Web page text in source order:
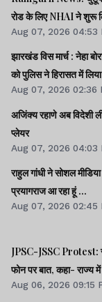
रोड के लिए NHAI ने शुरू
Aug 07, 2026 04:53
झारखंड विस मार्च : नेहा बोरा व अन्य छात्र नेताओं पर स्याही फेंकने वाले
को पुलिस ने हिरासत में लिया
Aug 07, 2026 02:36
अजिंक्य रहाणे अब विदेशी
प्लेयर
Aug 07, 2026 04:03
राहुल गांधी ने सोशल
प्रयागराज आ रहा हूं ...
Aug 07, 2026 02:45
JPSC-JSSC Protest:
फोन पर बात, कहा- राज्य में
Aug 06, 2026 09:15